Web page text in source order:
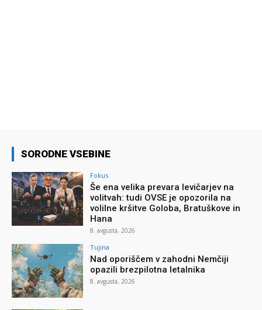
SORODNE VSEBINE
Fokus
Še ena velika prevara levičarjev na
volitvah: tudi OVSE je opozorila na
volilne kršitve Goloba, Bratuškove in
Hana
8. avgusta, 2026
Tujina
Nad oporiščem v zahodni Nemčiji
opazili brezpilotna letalnika
8. avgusta, 2026